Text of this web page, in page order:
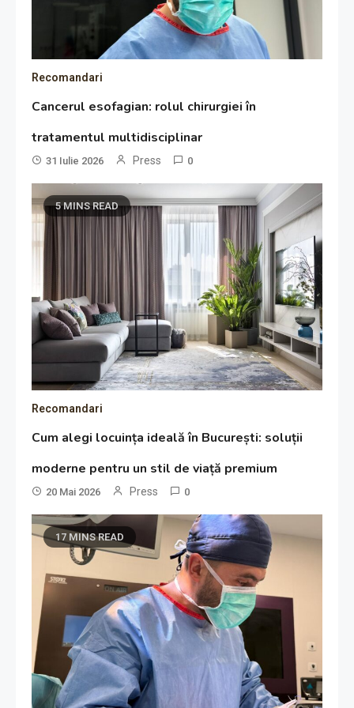
Recomandari
Cancerul esofagian: rolul chirurgiei în
tratamentul multidisciplinar
31 Iulie 2026 Press 0
5 MINS READ
Recomandari
Cum alegi locuința ideală în București: soluții
moderne pentru un stil de viață premium
20 Mai 2026 Press 0
17 MINS READ